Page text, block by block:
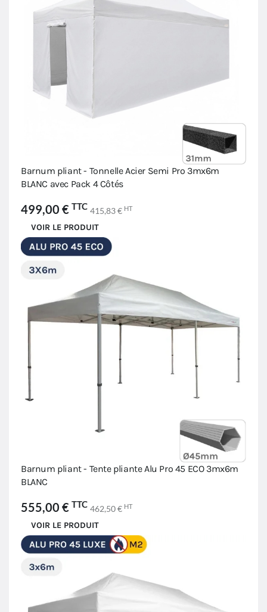
Barnum pliant - Tonnelle Acier Semi Pro 3mx6m
BLANC avec Pack 4 Côtés
499,00 € TTC 415,83 € HT
VOIR LE PRODUIT
Barnum pliant - Tente pliante Alu Pro 45 ECO 3mx6m
BLANC
555,00 € TTC 462,50 € HT
VOIR LE PRODUIT